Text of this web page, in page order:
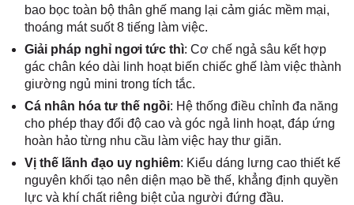
bao bọc toàn bộ thân ghế mang lại cảm giác mềm mại,
thoáng mát suốt 8 tiếng làm việc.
Giải pháp nghỉ ngơi tức thì: Cơ chế ngả sâu kết hợp
gác chân kéo dài linh hoạt biến chiếc ghế làm việc thành
giường ngủ mini trong tích tắc.
Cá nhân hóa tư thế ngồi: Hệ thống điều chỉnh đa năng
cho phép thay đổi độ cao và góc ngả linh hoạt, đáp ứng
hoàn hảo từng nhu cầu làm việc hay thư giãn.
Vị thế lãnh đạo uy nghiêm: Kiểu dáng lưng cao thiết kế
nguyên khối tạo nên diện mạo bề thế, khẳng định quyền
lực và khí chất riêng biệt của người đứng đầu.